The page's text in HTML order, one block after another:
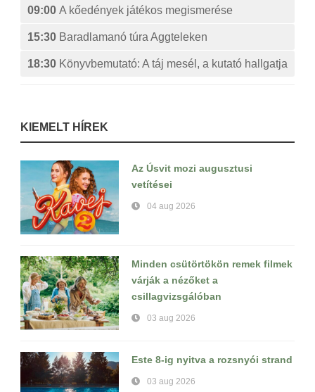
09:00 A kőedények játékos megismerése
15:30 Baradlamanó túra Aggteleken
18:30 Könyvbemutató: A táj mesél, a kutató hallgatja
KIEMELT HÍREK
Az Úsvit mozi augusztusi
vetítései
04 aug 2026
Minden csütörtökön remek filmek
várják a nézőket a
csillagvizsgálóban
03 aug 2026
Este 8-ig nyitva a rozsnyói strand
03 aug 2026